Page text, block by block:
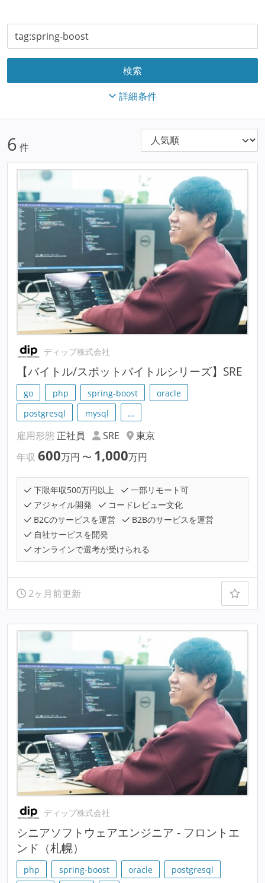
詳細条件
6 件
ディップ株式会社
【バイトル/スポットバイトルシリーズ】SRE
go php spring-boost
oracle
postgresql
mysql …
雇用形態 正社員 SRE
東京
年収 600万円 〜 1,000万円
下限年収500万円以上
一部リモート可
アジャイル開発
コードレビュー文化
B2Cのサービスを運営
B2Bのサービスを運営
自社サービスを開発
オンラインで選考が受けられる
2ヶ月前更新
ディップ株式会社
シニアソフトウェアエンジニア - フロントエ
ンド（札幌）
php spring-boost oracle
postgresql